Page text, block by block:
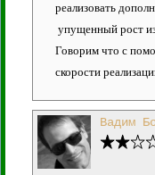
реализовать
упущенный рост
Говорим что с
скорости
Вадим